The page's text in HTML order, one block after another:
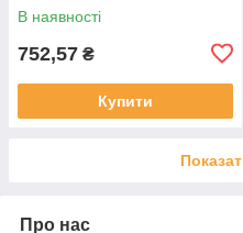
В наявності
752,57 ₴
Купити
Про нас